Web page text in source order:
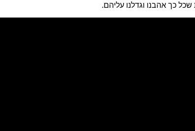
שכל כך אהבנו וגדלנו עליהם.